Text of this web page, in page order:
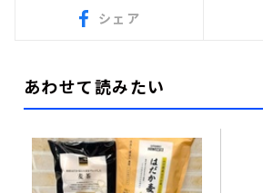
シェア
あわせて読みたい